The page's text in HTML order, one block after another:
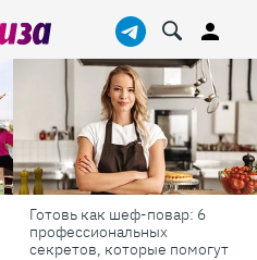
Готовь как шеф-повар: 6
профессиональных
секретов, которые помогут